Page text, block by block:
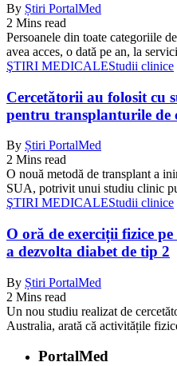
By Știri PortalMed
2 Mins read
Persoanele din toate categoriile
avea acces, o dată pe an, la
ŞTIRI MEDICALEStudii clinice
Cercetătorii au folosit cu
pentru transplanturile de
By Știri PortalMed
2 Mins read
O nouă metodă de transplant a
SUA, potrivit unui studiu clinic
ŞTIRI MEDICALEStudii clinice
O oră de exerciții fizice
a dezvolta diabet de tip 2
By Știri PortalMed
2 Mins read
Un nou studiu realizat de
Australia, arată că activitățile
PortalMed